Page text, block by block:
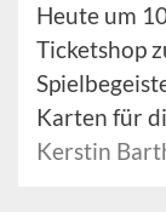
Heute um
Ticketshop
Karten für
Kerstin